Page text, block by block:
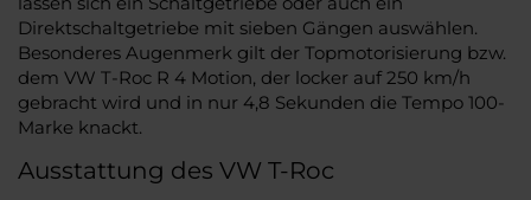
Direktschaltgetriebe mit sieben Gängen auswählen.
Besonderes Augenmerk gilt der Topmotorisierung bzw.
dem VW T-Roc R 4 Motion, der locker auf 250 km/h
gebracht wird und in nur 4,8 Sekunden die Tempo 100-
Marke knackt.
Ausstattung des VW T-Roc